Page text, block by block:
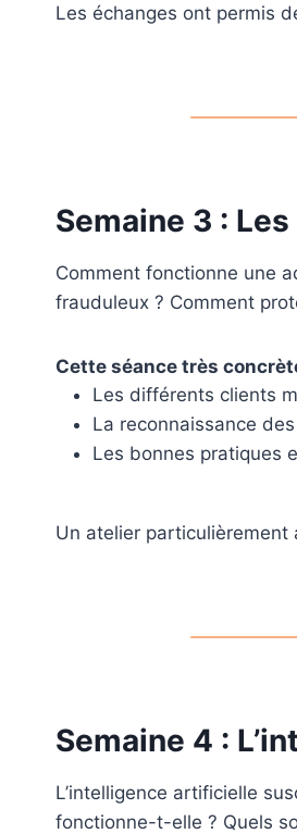
Les échanges ont permis
Semaine 3 :
Comment fonctionne une
frauduleux ? Comment
Cette séance très
Les différents clients
La reconnaissance
Les bonnes pratiques
Un atelier particulièrement
Semaine 4 :
L’intelligence artificielle
fonctionne-t-elle ? Quels